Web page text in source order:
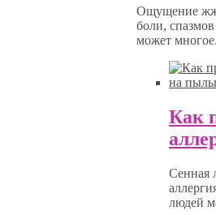
Ощущение
боли,
может
Как
Сенная
людей